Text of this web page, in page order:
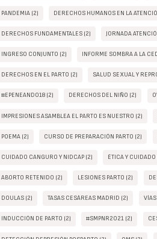
PANDEMIA (2) DERECHOS HUMANOS EN LA
DERECHOS FUNDAMENTALES (2) JORNADA
INGRESO CONJUNTO (2) INFORME SOMBRA A LA
DERECHOS EN EL PARTO (2) SALUD SEXUAL Y
#EPENEANDO18 (2) DERECHOS DEL NIÑO (2)
IMPRESIONES ASAMBLEA EL PARTO ES NUESTRO (2)
POEMA (2) CURSO DE PREPARACIÓN PARTO (2)
CUIDADO CANGURO Y NIDCAP (2) ÉTICA Y CUIDADO
ABORTO RETENIDO (2) LESIONES PARTO (2)
DOULAS (2) TASAS CESÁREAS MADRID (2)
INDUCCIÓN DE PARTO (2) #SMPNR2021 (2)